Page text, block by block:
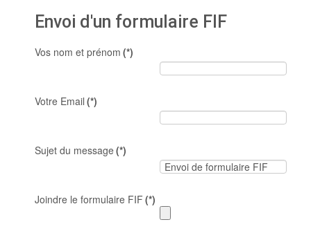
Envoi d'un formulaire FIF
Vos nom et prénom (*)
Votre Email (*)
Sujet du message(*)
Joindre le formulaire FIF (*)